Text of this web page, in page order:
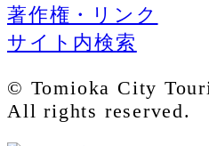
著作権・リンク
サイト内検索
© Tomioka City
All rights reserved.